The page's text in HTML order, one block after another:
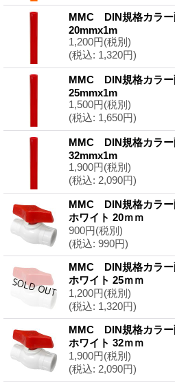
MMC DIN規格カラ
20mmx1m
1,200円(税別)
(税込: 1,320円)
MMC DIN規格カラ
25mmx1m
1,500円(税別)
(税込: 1,650円)
MMC DIN規格カラ
32mmx1m
1,900円(税別)
(税込: 2,090円)
MMC DIN規格カラ
ホワイト 20ｍｍ
900円(税別)
(税込: 990円)
MMC DIN規格カラ
ホワイト 25ｍｍ
1,200円(税別)
(税込: 1,320円)
MMC DIN規格カラ
ホワイト 32ｍｍ
1,900円(税別)
(税込: 2,090円)